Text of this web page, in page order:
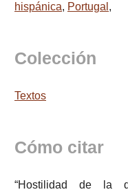
hispánica, Portugal ,
Colección
Textos
Cómo citar
“Hostilidad de la